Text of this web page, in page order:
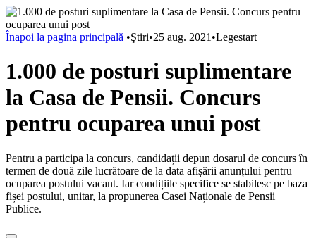
Înapoi la pagina principală •Ştiri•25 aug. 2021 •Legestart
1.000 de posturi suplimentare
la Casa de Pensii. Concurs
pentru ocuparea unui post
Pentru a participa la concurs, candidații depun dosarul de concurs în
termen de două zile lucrătoare de la data afișării anunțului pentru
ocuparea postului vacant. Iar condițiile specifice se stabilesc pe baza
fișei postului, unitar, la propunerea Casei Naționale de Pensii
Publice.